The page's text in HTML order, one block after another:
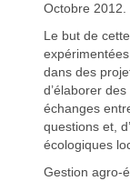
Octobre 2012.
Le but de
dans des
d’élaborer
échanges
questions et,
écologiques
Gestion agro-